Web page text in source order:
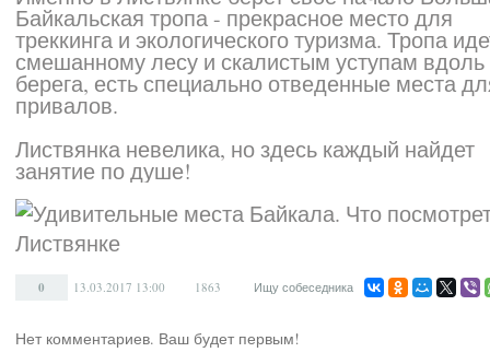
Байкальская тропа - прекрасное место для
треккинга и экологического туризма. Тропа
смешанному лесу и скалистым уступам вдоль
берега, есть специально отведенные места
привалов.
Листвянка невелика, но здесь каждый найдет
занятие по душе!
0 13.03.2017 13:00 1863 Ищу собеседника
Нет комментариев. Ваш будет первым!